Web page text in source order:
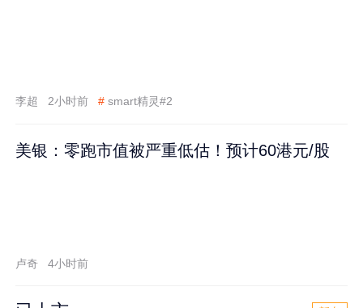
李超 2小时前 # smart精灵#2
美银：零跑市值被严重低估！预计60港元/股
卢奇 4小时前